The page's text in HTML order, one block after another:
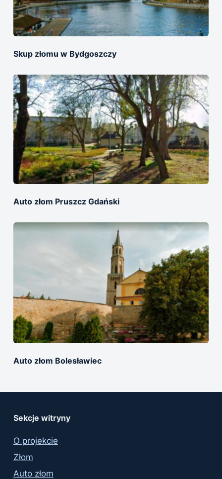
Skup złomu w Bydgoszczy
Auto złom Pruszcz Gdański
Auto złom Bolesławiec
Sekcje witryny
O projekcie
Złom
Auto złom